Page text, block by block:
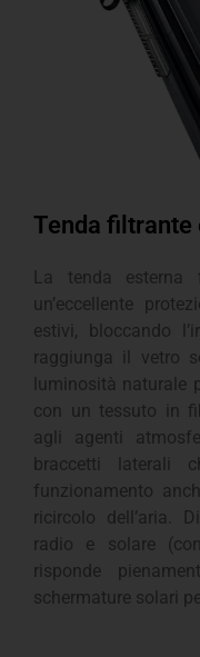
Tenda filtrante
La tenda esterna
un’eccellente
estivi, bloccando
raggiunga il vetro
luminosità naturale
con un tessuto in
agli agenti
braccetti laterali
funzionamento
ricircolo dell’aria.
radio e solare
risponde
schermature solari